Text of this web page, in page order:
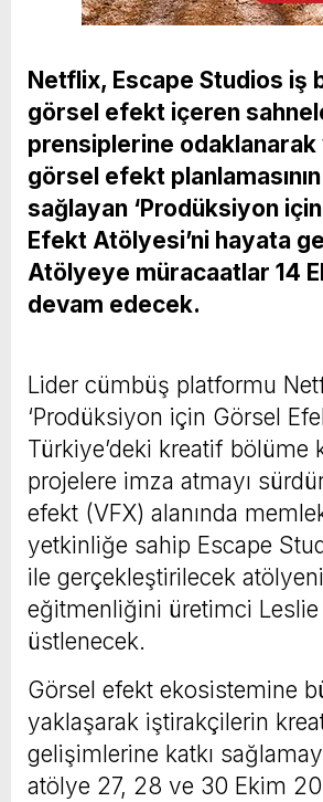
Netflix, Escape Studios iş
görsel efekt içeren
prensiplerine
görsel efekt planlamasının
sağlayan ‘Prodüksiyon
Efekt Atölyesi’ni hayata
Atölyeye müracaatlar 14
devam edecek.
Lider cümbüş platformu
‘Prodüksiyon için Görsel
Türkiye’deki kreatif bölüme
projelere imza atmayı
efekt (VFX) alanında
yetkinliğe sahip Escape
ile gerçekleştirilecek
eğitmenliğini üretimci Leslie
üstlenecek.
Görsel efekt ekosistemine
yaklaşarak iştirakçilerin
gelişimlerine katkı
atölye 27, 28 ve 30 Ekim